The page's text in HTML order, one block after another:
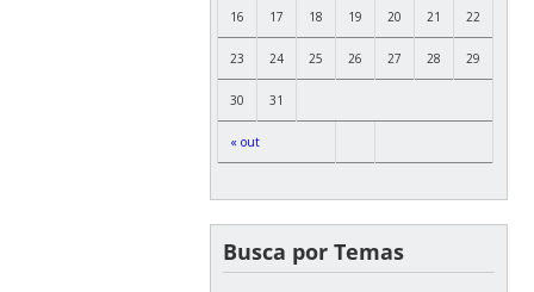
« out
16 17 18 19 20 21 22
23 24 25 26 27 28 29
30 31
Busca por Temas